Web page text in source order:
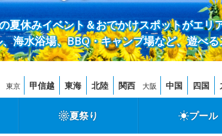
夏休みイベント＆おでかけスポットがエリ
海水浴場、BBQ・キャンプ場など、遊べ
東京 甲信越 東海 北陸 関西 大阪 中国 四国
夏祭り プール